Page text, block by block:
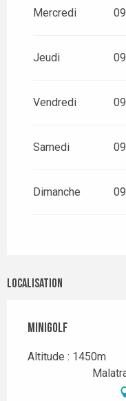
Mercredi
Jeudi
Vendredi
Samedi
Dimanche
Localisation
Minigolf
Altitude : 1450m